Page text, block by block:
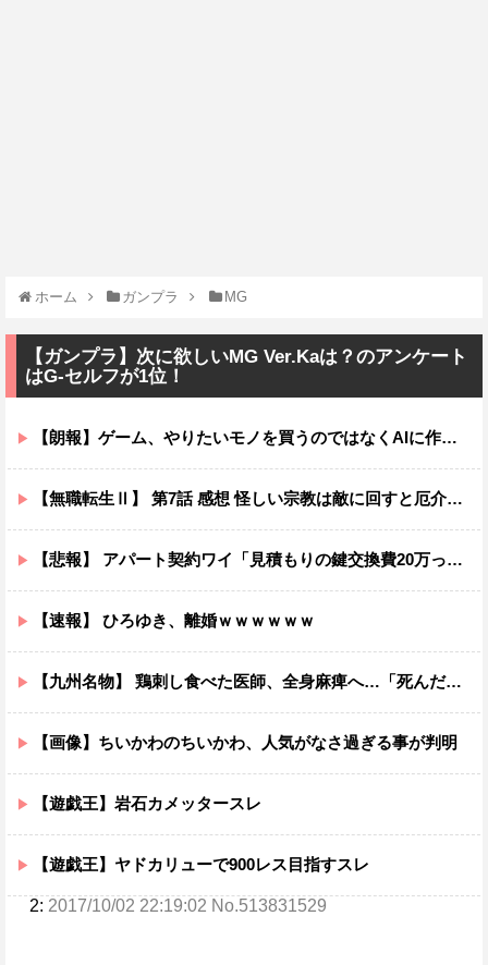
ホーム ガンプラ MG
【ガンプラ】次に欲しいMG Ver.Kaは？のアンケート
はG-セルフが1位！
【朗報】ゲーム、やりたいモノを買うのではなくAIに作らせる時代が到来ｗｗｗｗ
【無職転生Ⅱ】 第7話 感想 怪しい宗教は敵に回すと厄介ニャ【異世界行ったら本気だす】
【悲報】 アパート契約ワイ「見積もりの鍵交換費20万って何ですか？」不動産屋「鍵を新しい物に交換したのです」
【速報】 ひろゆき、離婚ｗｗｗｗｗｗ
【九州名物】 鶏刺し食べた医師、全身麻痺へ…「死んだほうが良い」
【画像】ちいかわのちいかわ、人気がなさ過ぎる事が判明
【遊戯王】岩石カメッタースレ
【遊戯王】ヤドカリューで900レス目指すスレ
2: 2017/10/02 22:19:02 No.513831529